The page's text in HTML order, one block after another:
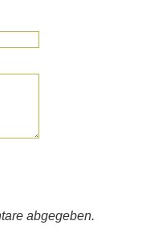
abgegeben.